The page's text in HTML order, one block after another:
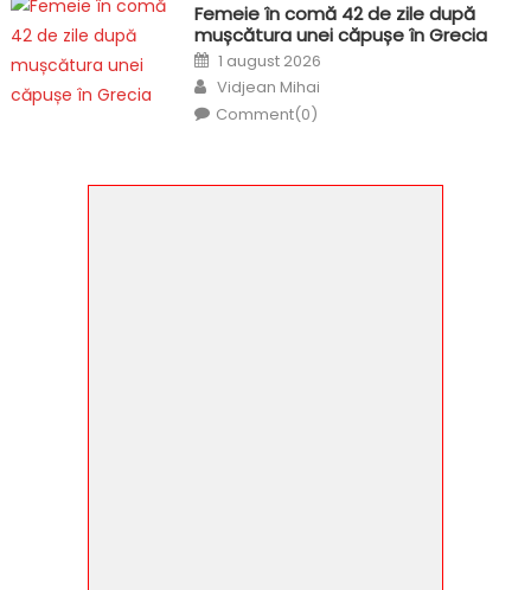
Femeie în comă 42 de zile după
mușcătura unei căpușe în Grecia
Posted
on
1 august 2026
Author
Vidjean Mihai
Comment(0)